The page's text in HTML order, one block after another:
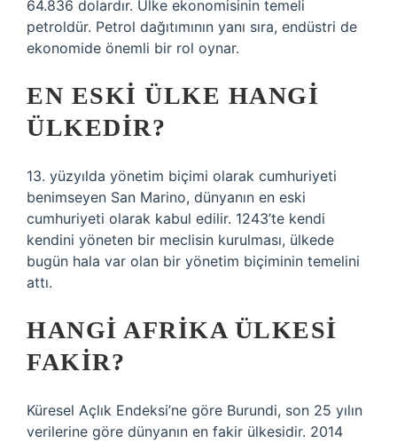
64.836 dolardır. Ülke ekonomisinin temeli
petroldür. Petrol dağıtımının yanı sıra, endüstri de
ekonomide önemli bir rol oynar.
EN ESKI ÜLKE HANGI
ÜLKEDIR?
13. yüzyılda yönetim biçimi olarak cumhuriyeti
benimseyen San Marino, dünyanın en eski
cumhuriyeti olarak kabul edilir. 1243’te kendi
kendini yöneten bir meclisin kurulması, ülkede
bugün hala var olan bir yönetim biçiminin temelini
attı.
HANGI AFRIKA ÜLKESI
FAKIR?
Küresel Açlık Endeksi’ne göre Burundi, son 25 yılın
verilerine göre dünyanın en fakir ülkesidir. 2014